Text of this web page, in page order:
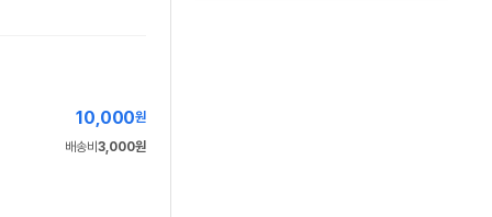
10,000원
배송비 3,000원